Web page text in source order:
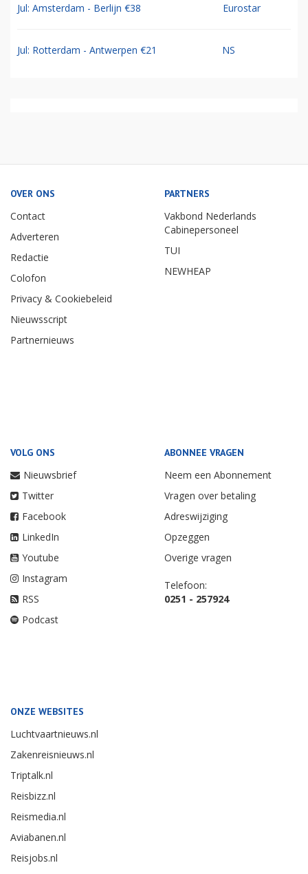
Jul: Amsterdam - Berlijn €38 Eurostar
Jul: Rotterdam - Antwerpen €21 NS
OVER ONS
Contact
Adverteren
Redactie
Colofon
Privacy & Cookiebeleid
Nieuwsscript
Partnernieuws
PARTNERS
Vakbond Nederlands
Cabinepersoneel
TUI
NEWHEAP
VOLG ONS
Nieuwsbrief
Twitter
Facebook
LinkedIn
Youtube
Instagram
RSS
Podcast
ABONNEE VRAGEN
Neem een Abonnement
Vragen over betaling
Adreswijziging
Opzeggen
Overige vragen
Telefoon:
0251 - 257924
ONZE WEBSITES
Luchtvaartnieuws.nl
Zakenreisnieuws.nl
Triptalk.nl
Reisbizz.nl
Reismedia.nl
Aviabanen.nl
Reisjobs.nl